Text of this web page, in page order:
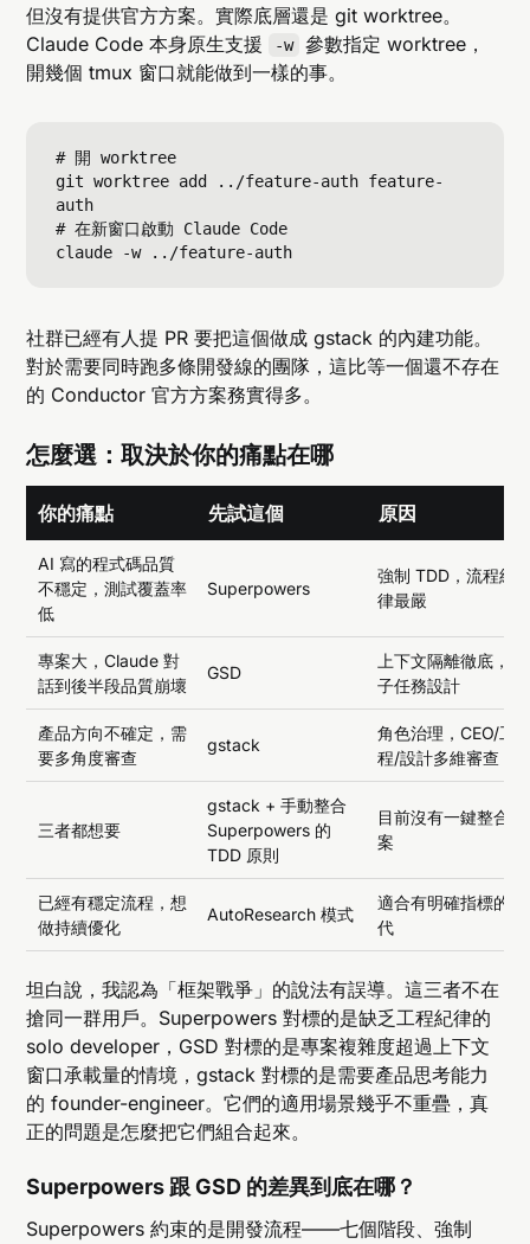
但沒有提供官方方案。實際底層還是 git worktree。
Claude Code 本身原生支援
-w
參數指定 worktree，
開幾個 tmux 窗口就能做到一樣的事。
# 開 worktree
git worktree add ../feature-auth feature-
auth
# 在新窗口啟動 Claude Code
社群已經有人提 PR 要把這個做成 gstack 的內建功能。
對於需要同時跑多條開發線的團隊，這比等一個還不存在
的 Conductor 官方方案務實得多。
怎麼選：取決於你的痛點在哪
你的痛點 先試這個 原因
AI 寫的程式碼品質
不穩定，測試覆蓋率
低
Superpowers
強制 TDD，流程紀
律最嚴
專案大，Claude 對
話到後半段品質崩壞
GSD
上下文隔離徹底，原
子任務設計
產品方向不確定，需
要多角度審查
gstack
角色治理，CEO/工
程/設計多維審查
三者都想要
gstack + 手動整合
Superpowers 的
TDD 原則
目前沒有一鍵整合方
案
已經有穩定流程，想
做持續優化
AutoResearch 模式
適合有明確指標的迭
代
坦白說，我認為「框架戰爭」的說法有誤導。這三者不在
搶同一群用戶。Superpowers 對標的是缺乏工程紀律的
solo developer，GSD 對標的是專案複雜度超過上下文
窗口承載量的情境，gstack 對標的是需要產品思考能力
的 founder-engineer。它們的適用場景幾乎不重疊，真
正的問題是怎麼把它們組合起來。
Superpowers 跟 GSD 的差異到底在哪？
Superpowers 約束的是開發流程——七個階段、強制